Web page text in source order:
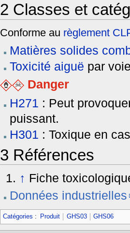
2 Classes et
Conforme au règlement
Matières solides
Toxicité aiguë par
Danger
H271 : Peut
puissant.
H301 : Toxique en
3 Références
↑ Fiche
Données industrielles
Catégories : Produit GHS03 GHS06